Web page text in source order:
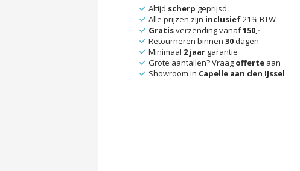
Altijd scherp geprijsd
Alle prijzen zijn inclusief21% BTW
Gratisverzending vanaf150,-
Retourneren binnen30dagen
Minimaal 2 jaar garantie
Grote aantallen? Vraag offerte aan
Showroom in Capelle aan den IJssel